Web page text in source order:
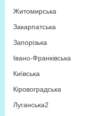
Житомирська
Закарпатська
Запорізька
Івано-Франківська
Київська
Кіровоградська
Луганська2